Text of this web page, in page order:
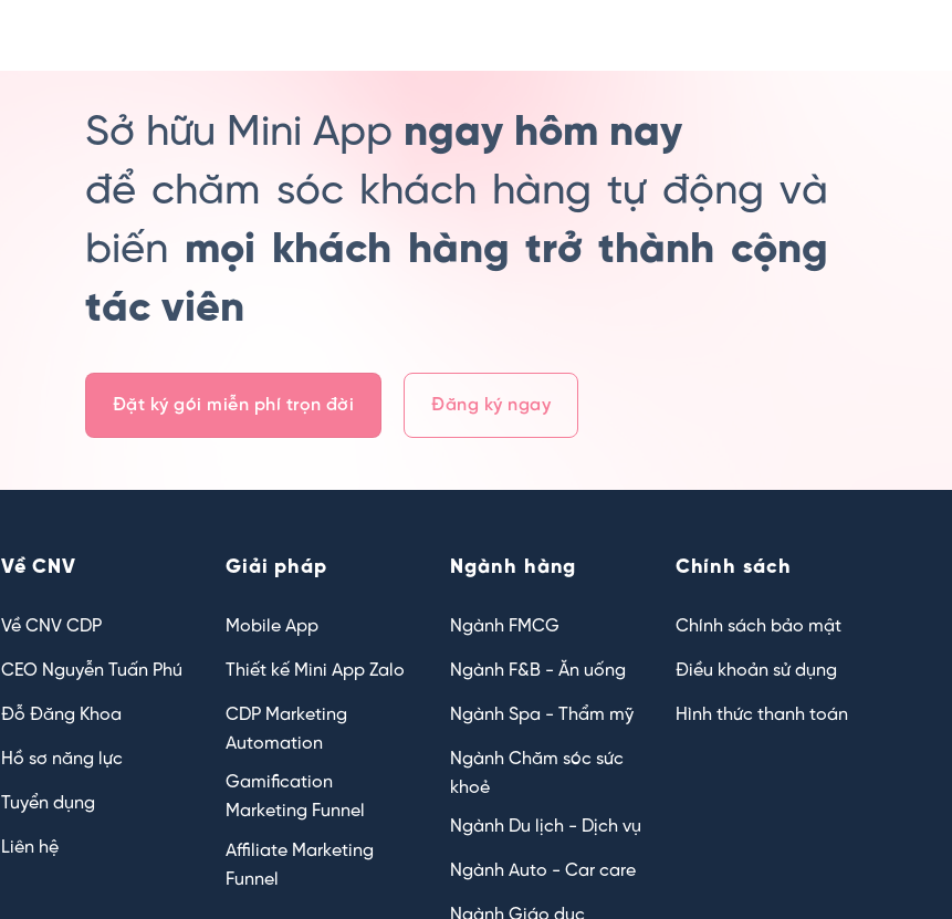
Sở hữu Mini App ngay hôm nay
để chăm sóc khách hàng tự động và
biến mọi khách hàng trở thành cộng
tác viên
Đặt ký gói miễn phí trọn đời Đăng ký ngay
Về CNV
Về CNV CDP
CEO Nguyễn Tuấn Phú
Đỗ Đăng Khoa
Hồ sơ năng lực
Tuyển dụng
Liên hệ
Giải pháp
Mobile App
Thiết kế Mini App Zalo
CDP Marketing
Automation
Gamification
Marketing Funnel
Affiliate Marketing
Funnel
Ngành hàng
Ngành FMCG
Ngành F&B - Ăn uống
Ngành Spa - Thẩm mỹ
Ngành Chăm sóc sức
khoẻ
Ngành Du lịch - Dịch vụ
Ngành Auto - Car care
Chính sách
Chính sách bảo mật
Điều khoản sử dụng
Hình thức thanh toán